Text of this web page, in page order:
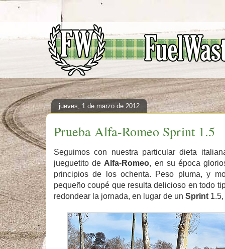
jueves, 1 de marzo de 2012
Prueba Alfa-Romeo Sprint 1.5
Seguimos con nuestra particular dieta
jueguetito de Alfa-Romeo, en su época
principios de los ochenta. Peso pluma, y
pequeño coupé que resulta delicioso en todo
redondear la jornada, en lugar de un Sprint